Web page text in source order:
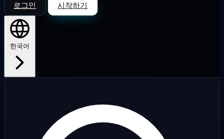
로그인 시작하기
한국어